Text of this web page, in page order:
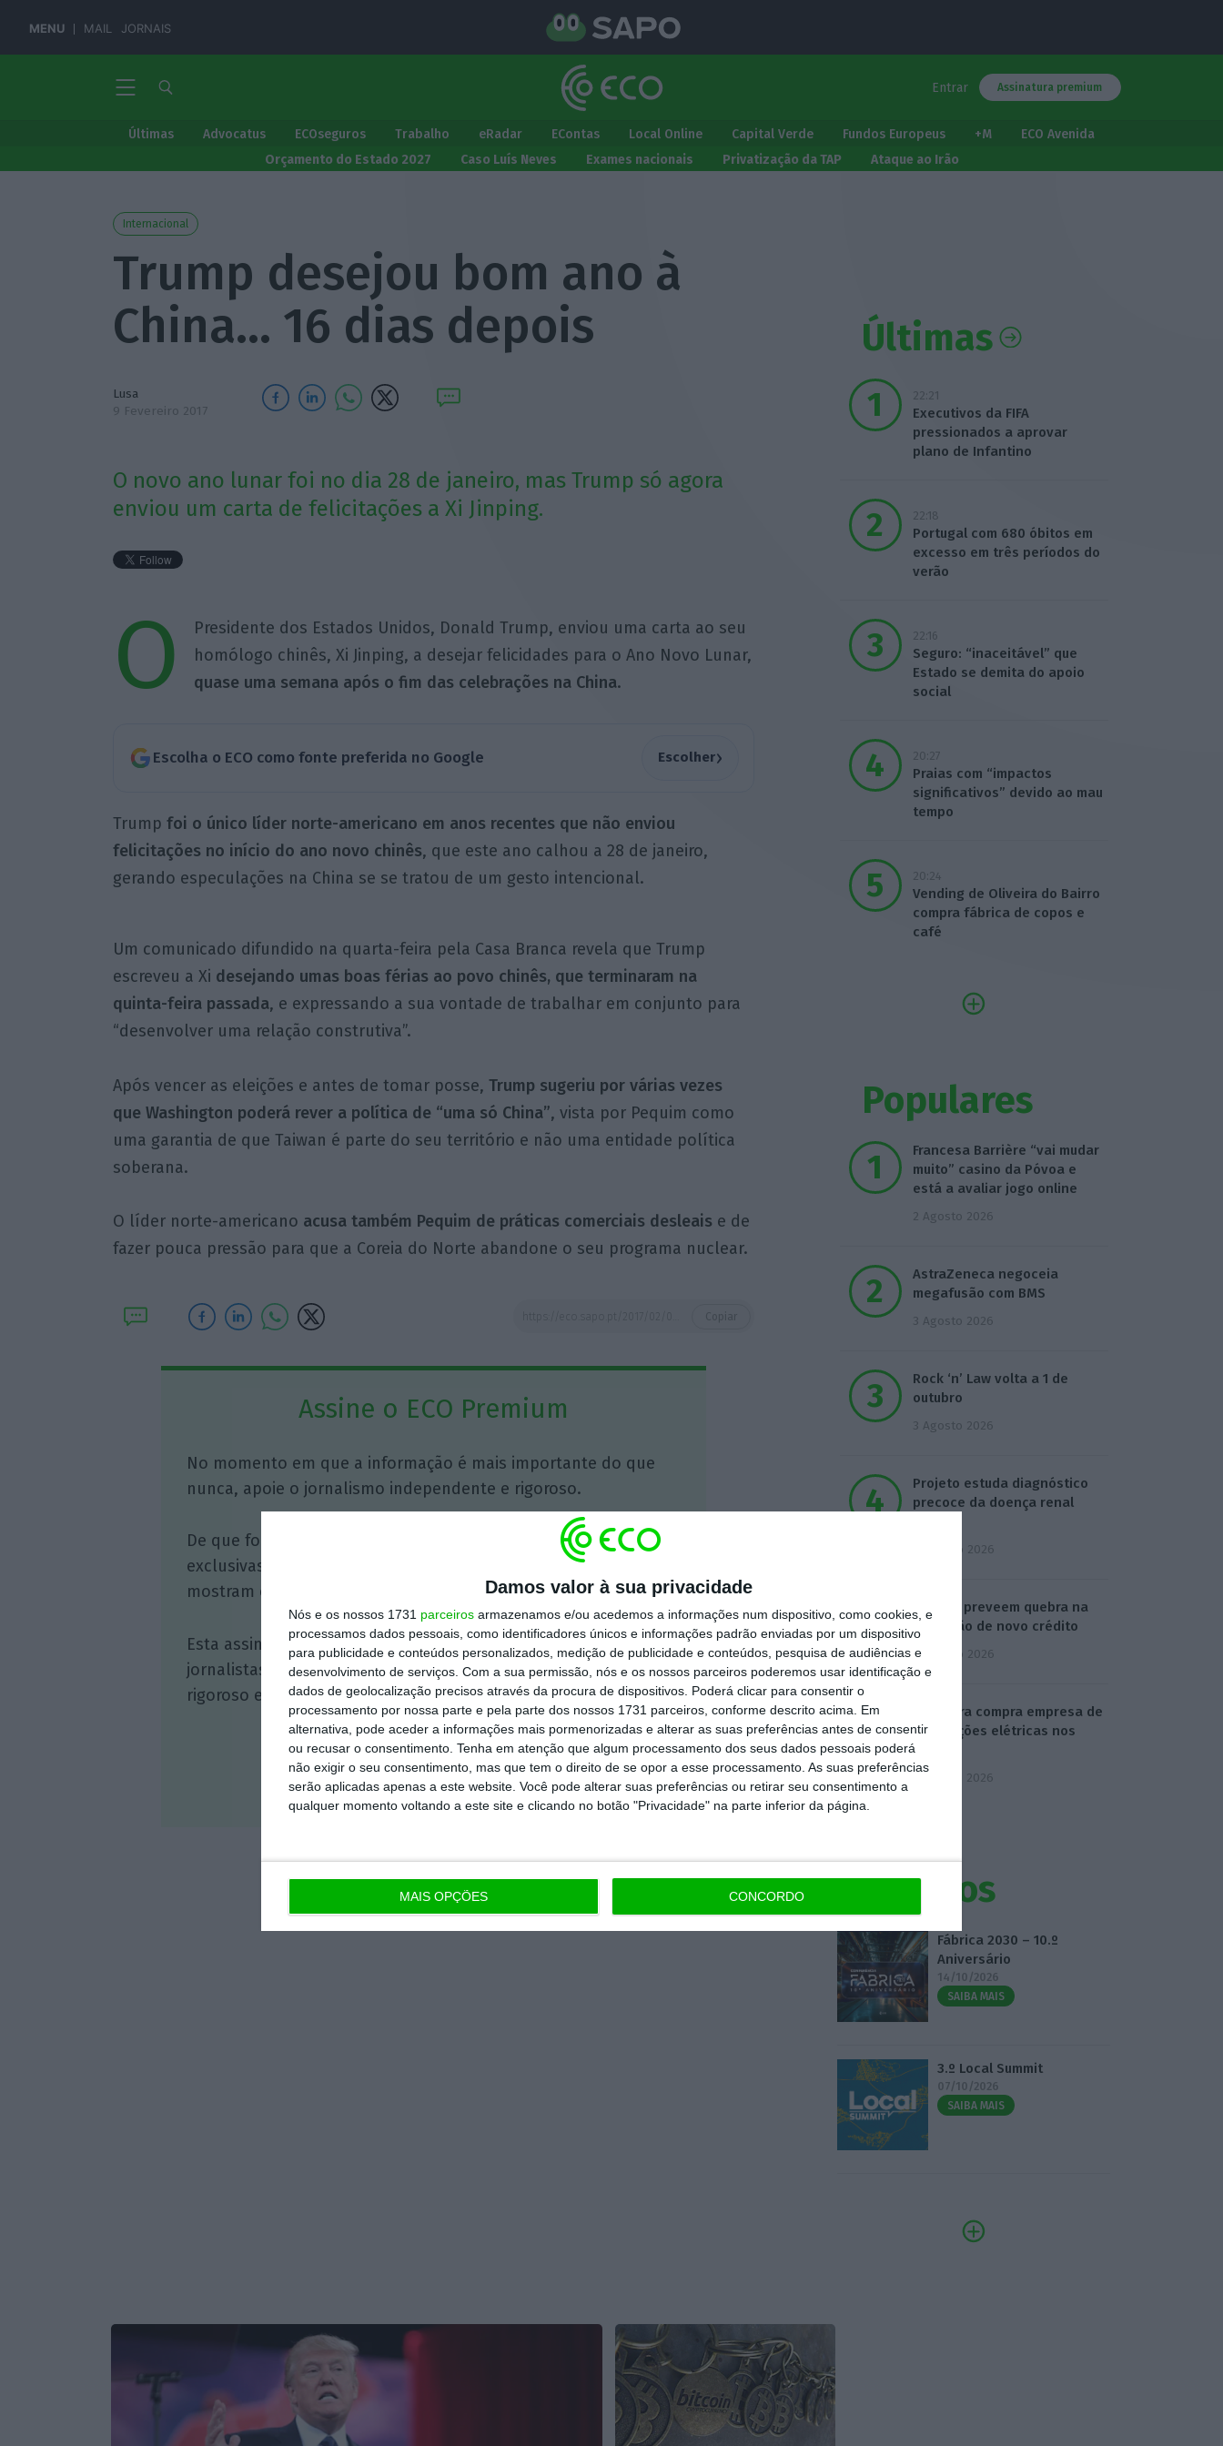
Damos valor à sua privacidade
Nós e os nossos 1731 parceiros armazenamos e/ou acedemos a informações num dispositivo, como cookies, e
processamos dados pessoais, como identificadores únicos e informações padrão enviadas por um dispositivo
para publicidade e conteúdos personalizados, medição de publicidade e conteúdos, pesquisa de audiências e
desenvolvimento de serviços. Com a sua permissão, nós e os nossos parceiros poderemos usar identificação e
dados de geolocalização precisos através da procura de dispositivos. Poderá clicar para consentir o
processamento por nossa parte e pela parte dos nossos 1731 parceiros, conforme descrito acima. Em
alternativa, pode aceder a informações mais pormenorizadas e alterar as suas preferências antes de consentir
ou recusar o consentimento. Tenha em atenção que algum processamento dos seus dados pessoais poderá
não exigir o seu consentimento, mas que tem o direito de se opor a esse processamento. As suas preferências
serão aplicadas apenas a este website. Você pode alterar suas preferências ou retirar seu consentimento a
qualquer momento voltando a este site e clicando no botão "Privacidade" na parte inferior da página.
MAIS OPÇÕES CONCORDO
MENU MAIL JORNAIS
Entrar Assinatura premium
Últimas Advocatus ECOseguros Trabalho eRadar EContas Local Online Capital Verde Fundos Europeus +M
ECO Avenida
Orçamento do Estado 2027
Caso Luís Neves Exames nacionais Privatização da TAP Ataque ao Irão
Internacional
Trump desejou bom ano à
China… 16 dias depois
Lusa
9 Fevereiro 2017
O novo ano lunar foi no dia 28 de janeiro, mas Trump só agora
enviou um carta de felicitações a Xi Jinping.
O
Presidente dos Estados Unidos, Donald Trump, enviou uma carta ao seu
homólogo chinês, Xi Jinping, a desejar felicidades para o Ano Novo Lunar,
quase uma semana após o fim das celebrações na China.
Escolha o ECO como fonte preferida no Google Escolher›
Trump foi o único líder norte-americano em anos recentes que não enviou
felicitações no início do ano novo chinês, que este ano calhou a 28 de janeiro,
gerando especulações na China se se tratou de um gesto intencional.
Um comunicado difundido na quarta-feira pela Casa Branca revela que Trump
escreveu a Xi desejando umas boas férias ao povo chinês, que terminaram na
quinta-feira passada, e expressando a sua vontade de trabalhar em conjunto para
“desenvolver uma relação construtiva”.
Após vencer as eleições e antes de tomar posse, Trump sugeriu por várias vezes
que Washington poderá rever a política de “uma só China”, vista por Pequim como
uma garantia de que Taiwan é parte do seu território e não uma entidade política
soberana.
O líder norte-americano acusa também Pequim de práticas comerciais desleais e de
fazer pouca pressão para que a Coreia do Norte abandone o seu programa nuclear.
Assine o ECO Premium
No momento em que a informação é mais importante do que
nunca, apoie o jornalismo independente e rigoroso.
De que forma? Assine o ECO Premium e tenha acesso a notícias
exclusivas, à opinião que conta, às reportagens e especiais que
mostram o outro lado da história.
Esta assinatura é uma forma de apoiar o ECO e os seus
jornalistas. A nossa contrapartida é o jornalismo independente,
rigoroso e credível.
Assine já
Veja todos os planos
Últimas
22:21
Executivos da FIFA
pressionados a aprovar
plano de Infantino
22:18
Portugal com 680 óbitos em
excesso em três períodos do
verão
22:16
Seguro: “inaceitável” que
Estado se demita do apoio
social
20:27
Praias com “impactos
significativos” devido ao mau
tempo
20:24
Vending de Oliveira do Bairro
compra fábrica de copos e
café
Populares
Francesa Barrière “vai mudar
muito” casino da Póvoa e
está a avaliar jogo online
2 Agosto 2026
AstraZeneca negoceia
megafusão com BMS
3 Agosto 2026
Rock ‘n’ Law volta a 1 de
outubro
3 Agosto 2026
Projeto estuda diagnóstico
precoce da doença renal
4 Agosto 2026
Bancos preveem quebra na
produção de novo crédito
4 Agosto 2026
Visabeira compra empresa de
instalações elétricas nos
EUA
5 Agosto 2026
Eventos
Fábrica 2030 – 10.º
Aniversário
14/10/2026
SAIBA MAIS
3.º Local Summit
07/10/2026
SAIBA MAIS